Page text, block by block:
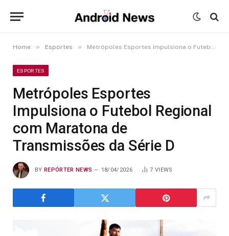
Home » Esportes » Metrópoles Esportes Impulsiona o Futebol Regional com Maratona de Transmissões da Série D
ESPORTES
Metrópoles Esportes
Impulsiona o Futebol Regional
com Maratona de
Transmissões da Série D
BY REPÓRTER NEWS 18/04/2026 7 VIEWS